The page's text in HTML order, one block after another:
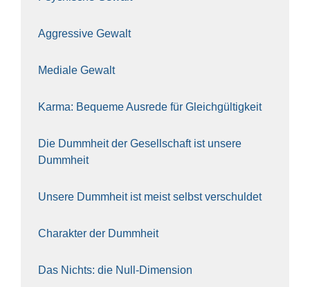
Aggres­si­ve Gewalt
Media­le Gewalt
Kar­ma: Beque­me Aus­re­de für Gleich­gül­tig­keit
Die Dumm­heit der Gesell­schaft ist unse­re
Dumm­heit
Unse­re Dumm­heit ist meist selbst ver­schul­det
Cha­rak­ter der Dumm­heit
Das Nichts: die Null-Dimen­si­on